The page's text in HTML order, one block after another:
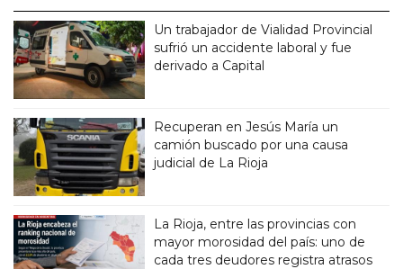
Un trabajador de Vialidad Provincial
sufrió un accidente laboral y fue
derivado a Capital
Recuperan en Jesús María un
camión buscado por una causa
judicial de La Rioja
La Rioja, entre las provincias con
mayor morosidad del país: uno de
cada tres deudores registra atrasos